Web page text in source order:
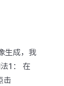
生成，我
1： 在
击